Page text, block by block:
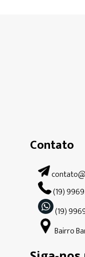
Contato
(19)
(19)
Bairro